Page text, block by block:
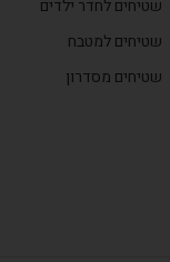
שטיחים לחדר ילדים
שטיחים למטבח
שטיחים מסדרון